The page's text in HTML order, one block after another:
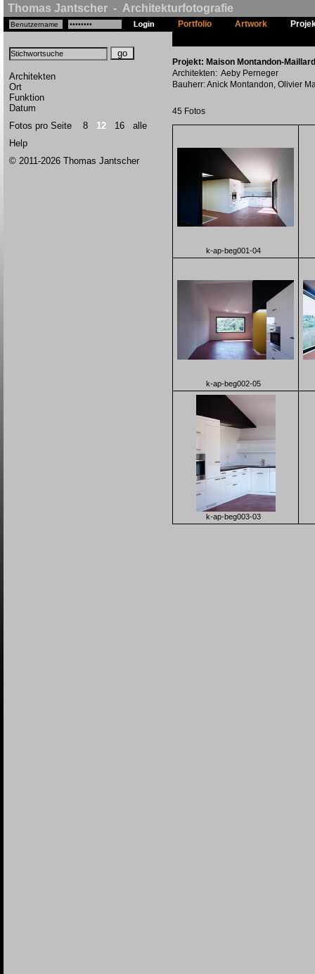
Thomas Jantscher - Architekturfotografie
Architekten
Ort
Funktion
Datum
Fotos pro Seite 8 12 16
alle
Help
© 2011-2026 Thomas Jantscher
Portfolio Artwork
Projekt: Maison Montandon-
Architekten: Aeby Perneger
Bauherr: Anick Montandon, Olivier
45 Fotos
k-ap-beg001-04
k-ap-beg002-05
k-ap-beg003-03